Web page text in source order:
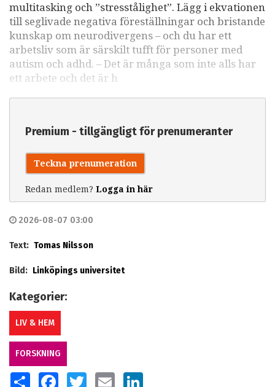
multitasking och ”stresstålighet”. Lägg i ekvationen
till seglivade negativa föreställningar och bristande
kunskap om neurodivergens – och du har ett
arbetsliv som är särskilt tufft för personer med
autism och adhd. – Det är många som inte alls har
ett arbete och det är h
Premium - tillgängligt för prenumeranter
Teckna prenumeration
Redan medlem? Logga in här
2026-08-07 03:00
Text: Tomas Nilsson
Bild: Linköpings universitet
Kategorier:
LIV & HEM
FORSKNING
SHARE FACEBOOKTWITTER EMAIL